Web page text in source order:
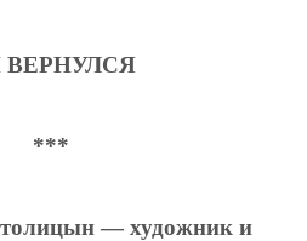
ВЕРНУЛСЯ
***
— художник и